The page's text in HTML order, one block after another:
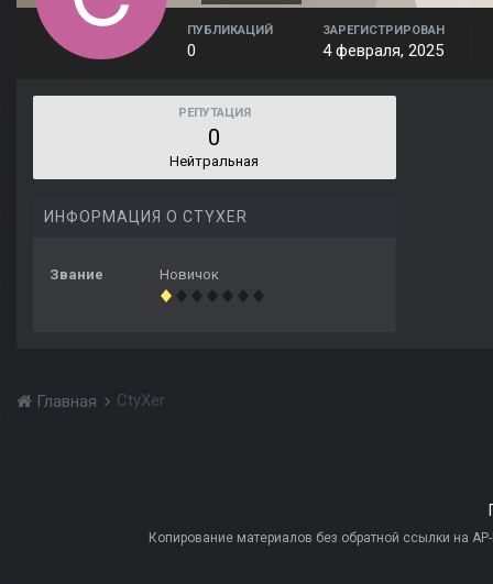
ПУБЛИКАЦИЙ
0
ЗАРЕГИСТРИРОВАН
4 февраля, 2025
РЕПУТАЦИЯ
0
Нейтральная
ИНФОРМАЦИЯ О CTYXER
Звание Новичок
Главная CtyXer
Копирование материалов без обратной ссылки на